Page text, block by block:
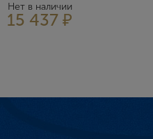
Нет в наличии
15 437 ₽